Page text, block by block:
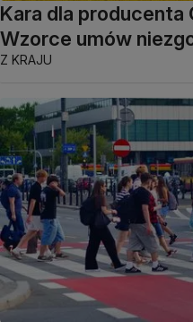
Kara dla producenta
Wzorce umów
Z KRAJU